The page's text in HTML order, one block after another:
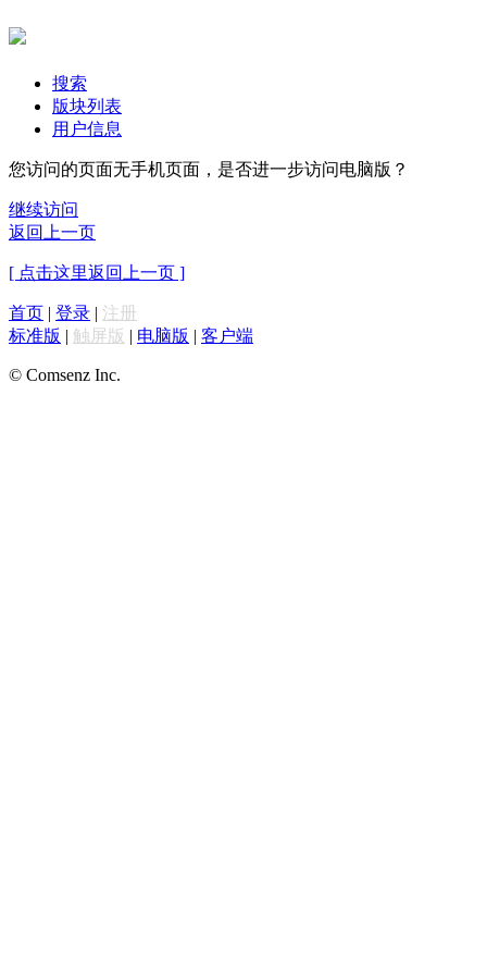
搜索
版块列表
用户信息
您访问的页面无手机页面，是否进一步访问电脑版？
继续访问
返回上一页
[ 点击这里返回上一页 ]
首页 | 登录 | 注册
标准版 | 触屏版 | 电脑版 | 客户端
© Comsenz Inc.